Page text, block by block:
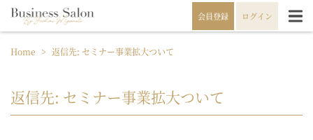
会員登録 ログイン
Home > 返信先: セミナー事業拡大ついて
返信先: セミナー事業拡大ついて